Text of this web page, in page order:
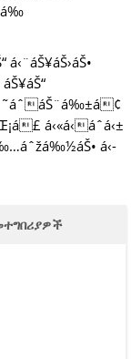
á‹«á‹áˆ­á‹±
á‹­